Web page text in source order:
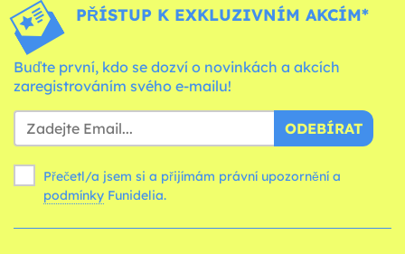
PŘÍSTUP K EXKLUZIVNÍM AKCÍM*
Buďte první, kdo se dozví o novinkách a akcích
zaregistrováním svého e-mailu!
ODEBÍRAT
Přečetl/a jsem si a přijímám právní upozornění a
podmínky Funidelia.